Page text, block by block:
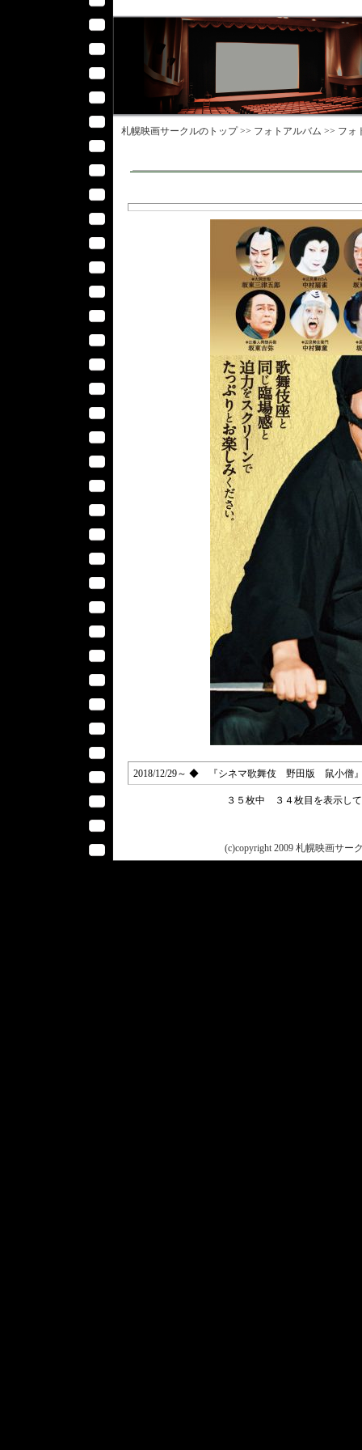
札幌映画サークルのトップ >> フォトアルバム >> フォ
2018/12/29～ ◆ 『シネマ歌舞伎 野田版 鼠小僧』
３５枚中 ３４枚目を表示し
(c)copyright 2009 札幌映画サー